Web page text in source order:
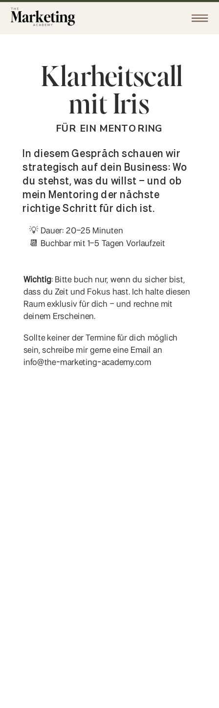
In diesem Gespräch schauen wir
strategisch auf dein Business: Wo
du stehst, was du willst – und ob
mein Mentoring der nächste
richtige Schritt für dich ist.
Klarheitscall
mit Iris
Wichtig: Bitte buch nur, wenn du sicher bist,
dass du Zeit und Fokus hast. Ich halte diesen
Raum exklusiv für dich – und rechne mit
deinem Erscheinen.
💡 Dauer: 20–25 Minuten
📆 Buchbar mit 1–5 Tagen Vorlaufzeit
Sollte keiner der Termine für dich möglich
sein, schreibe mir gerne eine Email an
info@the-marketing-academy.com
FÜR EIN MENTORING